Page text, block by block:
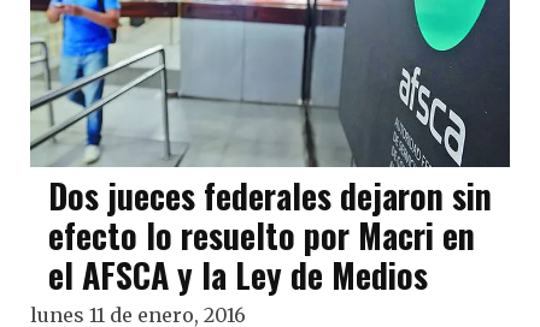
Dos jueces federales dejaron sin
efecto lo resuelto por Macri en
el AFSCA y la Ley de Medios
lunes 11 de enero, 2016